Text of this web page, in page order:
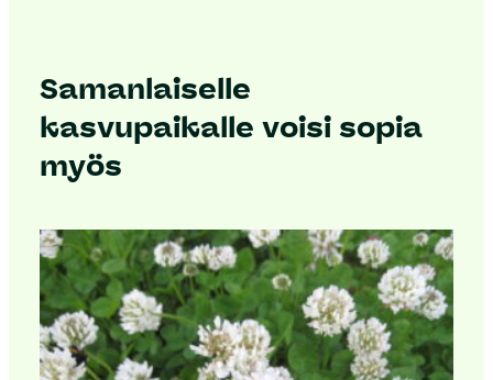
Samanlaiselle
kasvupaikalle voisi sopia
myös